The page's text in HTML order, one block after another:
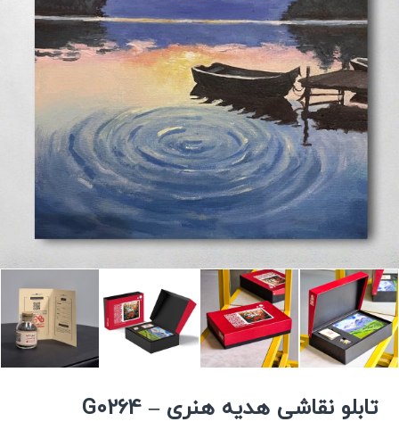
تابلو نقاشی هدیه هنری – G0264